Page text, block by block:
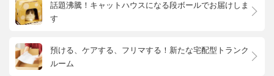
話題沸騰！キャットハウスになる段ボールでお届けしま
す
預ける、ケアする、フリマする！新たな宅配型トランク
ルーム